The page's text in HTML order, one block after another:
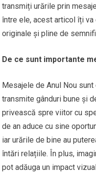
transmiți urările prin
între ele, acest articol îți
originale și pline de
De ce sunt importante
Mesajele de Anul Nou
transmite gânduri bune și
privească spre viitor cu
de an aduce cu sine
iar urările de bine au
întări relațiile. În plus,
pot adăuga un impact